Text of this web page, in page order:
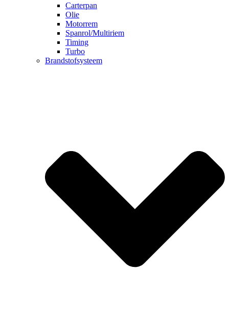
Carterpan
Olie
Motorrem
Spanrol/Multiriem
Timing
Turbo
Brandstofsysteem